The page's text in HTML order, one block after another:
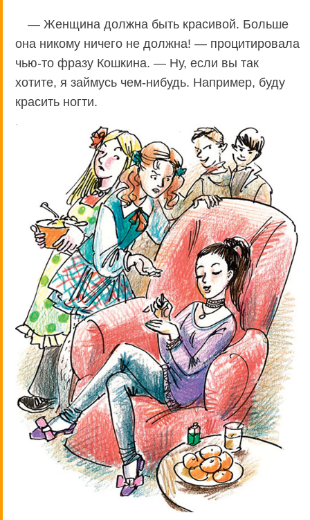
— Женщина должна быть красивой. Больше
она никому ничего не должна! — процитировала
чью-то фразу Кошкина. — Ну, если вы так
хотите, я займусь чем-нибудь. Например, буду
красить ногти.